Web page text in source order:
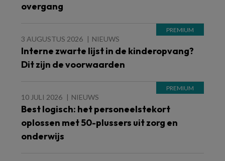
overgang
3 AUGUSTUS 2026 NIEUWS
Interne zwarte lijst in de kinderopvang?
Dit zijn de voorwaarden
10 JULI 2026 NIEUWS
Best logisch: het personeelstekort
oplossen met 50-plussers uit zorg en
onderwijs